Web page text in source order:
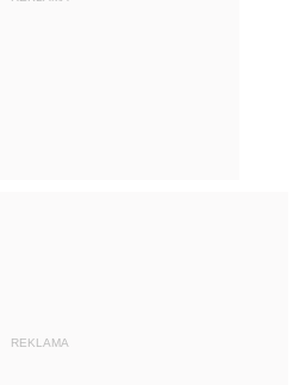
REKLAMA